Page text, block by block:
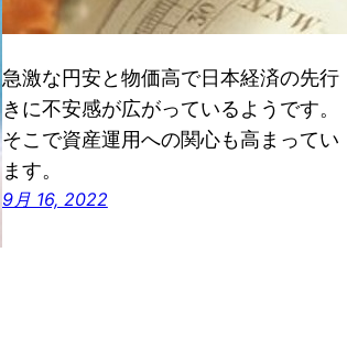
急激な円安と物価高で日本経済の先行
きに不安感が広がっているようです。
そこで資産運用への関心も高まってい
ます。
9月 16, 2022